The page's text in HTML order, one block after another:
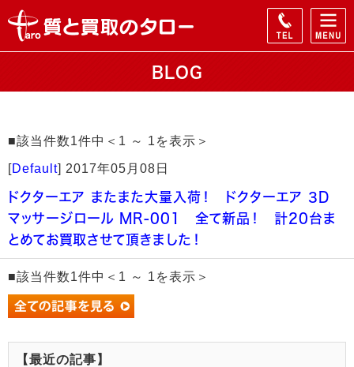
BLOG
■該当件数1件中＜1 ～ 1を表示＞
[Default] 2017年05月08日
ドクターエア またまた大量入荷！ ドクターエア 3D
マッサージロール MR-001 全て新品！ 計20台ま
とめてお買取させて頂きました！
■該当件数1件中＜1 ～ 1を表示＞
【最近の記事】